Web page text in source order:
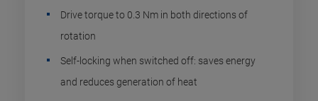
Drive torque to 0.3 Nm in both directions of
rotation
Self-locking when switched off: saves energy
and reduces generation of heat